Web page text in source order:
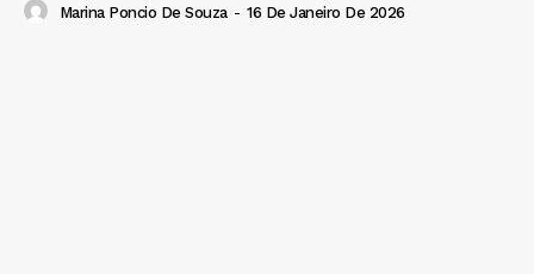
Marina Poncio De Souza - 16 De Janeiro De 2026